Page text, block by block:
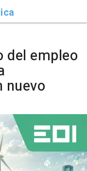
del empleo
nuevo